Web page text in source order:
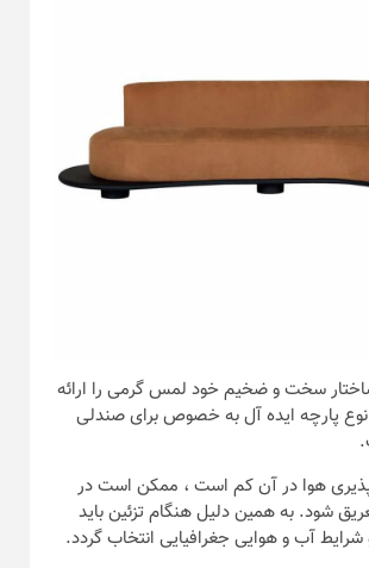
سخت و ضخیم خود لمس گرمی را ارائه
پارچه ایده آل به خصوص برای صندلی
هوا در آن کم است ، ممکن است در
شود. به همین دلیل هنگام تزئین باید
آب و هوایی جغرافیایی انتخاب گردد.